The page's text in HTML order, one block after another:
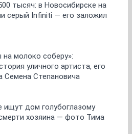
тысяч: в Новосибирске на
серый Infiniti — его заложил
молоко соберу»:
уличного артиста, его
Семена Степановича
ищут дом голубоглазому
хозяина — фото Тима